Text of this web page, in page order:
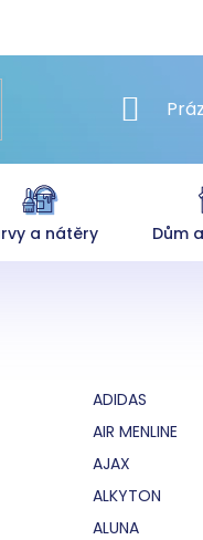
a nátěry Dům
ADIDAS
AIR MENLINE
AJAX
ALKYTON
ALUNA